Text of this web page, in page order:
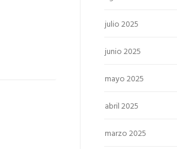
julio 2025
junio 2025
mayo 2025
abril 2025
marzo 2025